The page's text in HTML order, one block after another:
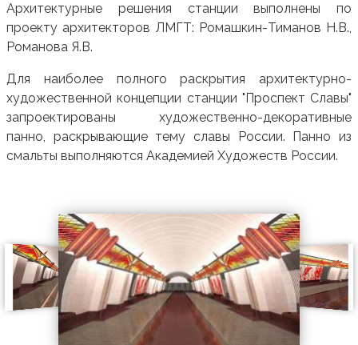
Архитектурные решения станции выполнены по
проекту архитекторов ЛМГТ: Ромашкин-Тиманов Н.В.,
Романова Я.В.
Для наиболее полного раскрытия архитектурно-
художественной концепции станции "Проспект Славы"
запроектированы художественно-декоративные
панно, раскрывающие тему славы России. Панно из
смальты выполняются Академией Художеств России.